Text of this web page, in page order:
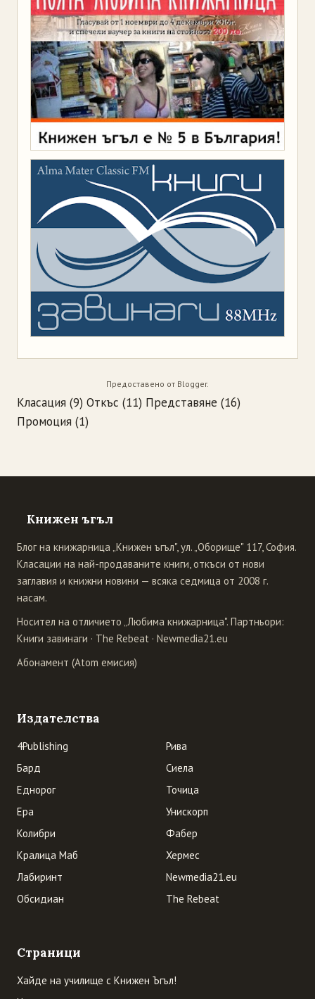
Предоставено от Blogger.
Класация (9) Откъс (11) Представяне (16)
Промоция (1)
Книжен ъгъл
Блог на книжарница „Книжен ъгъл", ул. „Оборище" 117, София.
Класации на най-продаваните книги, откъси от нови
заглавия и книжни новини — всяка седмица от 2008 г.
насам.
Носител на отличието „Любима книжарница". Партньори:
Книги завинаги · The Rebeat · Newmedia21.eu
Абонамент (Atom емисия)
Издателства
4Publishing
Бард
Еднорог
Ера
Колибри
Кралица Маб
Лабиринт
Обсидиан
Рива
Сиела
Точица
Унискорп
Фабер
Хермес
Newmedia21.eu
The Rebeat
Страници
Хайде на училище с Книжен Ъгъл!